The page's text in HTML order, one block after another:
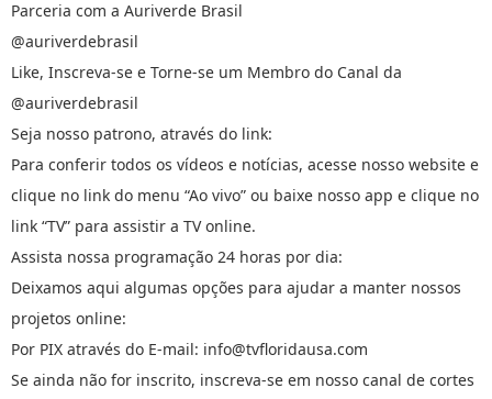
Parceria com a Auriverde Brasil
@auriverdebrasil
Like, Inscreva-se e Torne-se um Membro do Canal da
@auriverdebrasil
Seja nosso patrono, através do link:
Para conferir todos os vídeos e notícias, acesse nosso website e
clique no link do menu “Ao vivo” ou baixe nosso app e clique no
link “TV” para assistir a TV online.
Assista nossa programação 24 horas por dia:
Deixamos aqui algumas opções para ajudar a manter nossos
projetos online:
Por PIX através do E-mail: info@tvfloridausa.com
Se ainda não for inscrito, inscreva-se em nosso canal de cortes